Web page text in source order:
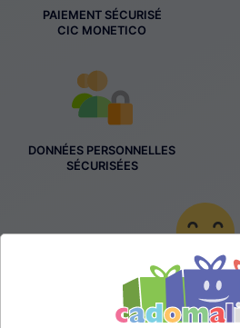
PAIEMENT SÉCURISÉ
CIC MONETICO
DONNÉES PERSONNELLES
SÉCURISÉES
TARIFS
FRANCO